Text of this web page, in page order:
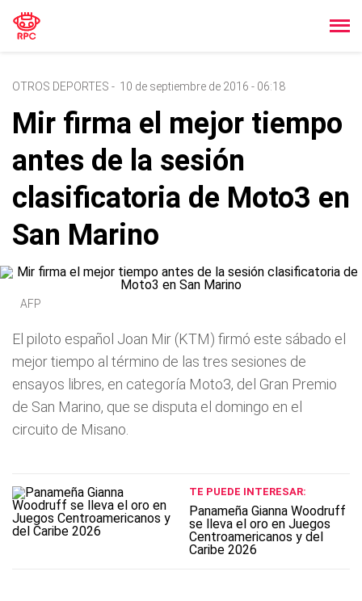
OTROS DEPORTES - 10 de septiembre de 2016 - 06:18
Mir firma el mejor tiempo
antes de la sesión
clasificatoria de Moto3 en
San Marino
AFP
El piloto español Joan Mir (KTM) firmó este sábado el
mejor tiempo al término de las tres sesiones de
ensayos libres, en categoría Moto3, del Gran Premio
de San Marino, que se disputa el domingo en el
circuito de Misano.
TE PUEDE INTERESAR:
Panameña Gianna Woodruff
se lleva el oro en Juegos
Centroamericanos y del
Caribe 2026